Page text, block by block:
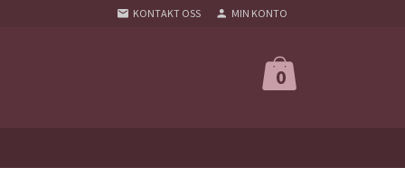
KONTAKT OSS MIN KONTO
0